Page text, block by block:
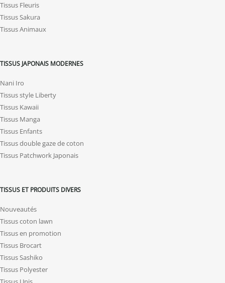
Tissus Fleuris
Tissus Sakura
Tissus Animaux
TISSUS JAPONAIS MODERNES
Nani Iro
Tissus style Liberty
Tissus Kawaii
Tissus Manga
Tissus Enfants
Tissus double gaze de coton
Tissus Patchwork Japonais
TISSUS ET PRODUITS DIVERS
Nouveautés
Tissus coton lawn
Tissus en promotion
Tissus Brocart
Tissus Sashiko
Tissus Polyester